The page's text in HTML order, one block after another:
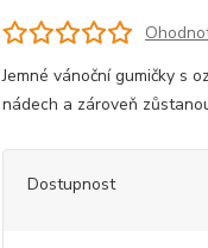
Jemné vánoční gumičky s
nádech a zároveň
Dostupnost